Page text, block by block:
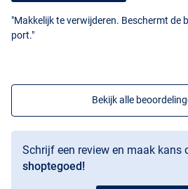
"Makkelijk te verwijderen. Beschermt de
port."
Bekijk alle
Schrijf een review en maak kans
shoptegoed!